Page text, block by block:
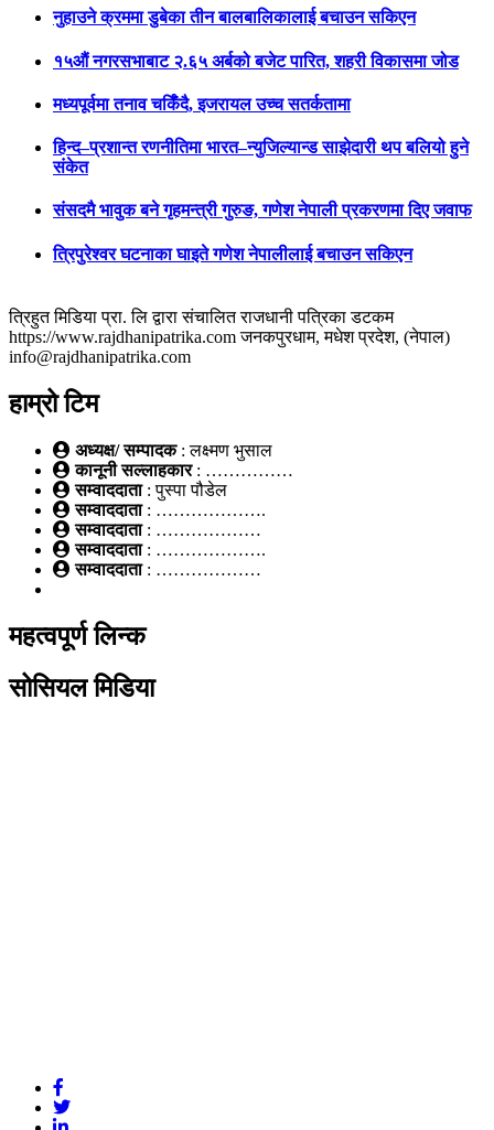
नुहाउने क्रममा डुबेका तीन बालबालिकालाई बचाउन सकिएन
१५औं नगरसभाबाट २.६५ अर्बको बजेट पारित, शहरी विकासमा जोड
मध्यपूर्वमा तनाव चर्किँदै, इजरायल उच्च सतर्कतामा
हिन्द–प्रशान्त रणनीतिमा भारत–न्युजिल्यान्ड साझेदारी थप बलियो हुने
संकेत
संसदमै भावुक बने गृहमन्त्री गुरुङ, गणेश नेपाली प्रकरणमा दिए जवाफ
त्रिपुरेश्वर घटनाका घाइते गणेश नेपालीलाई बचाउन सकिएन
त्रिहुत मिडिया प्रा. लि द्वारा संचालित राजधानी पत्रिका डटकम
https://www.rajdhanipatrika.com जनकपुरधाम, मधेश प्रदेश, (नेपाल)
info@rajdhanipatrika.com
हाम्रो टिम
अध्यक्ष/ सम्पादक: लक्ष्मण भुसाल
कानूनी सल्लाहकार : ……………
सम्वाददाता: पुस्पा पौडेल
सम्वाददाता : ……………….
सम्वाददाता: ………………
सम्वाददाता: ……………….
सम्वाददाता: ………………
महत्वपूर्ण लिन्क
सोसियल मिडिया